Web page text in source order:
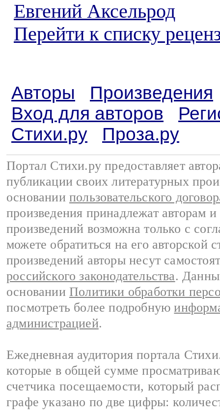
Евгений Аксельрод
Перейти к списку
Авторы
Произведения
Вход для авторов
Стихи.ру
Проза.ру
Портал Стихи.ру предоставляет
публикации своих литературных
основании пользовательского
произведения принадлежат авторам
произведений возможна только с
можете обратиться на его авторской
произведений авторы несут
российского законодательства.
основании Политики обработки
посмотреть более подробную
администрацией.
Ежедневная аудитория портала
которые в общей сумме
счетчика посещаемости, который
графе указано по две цифры: